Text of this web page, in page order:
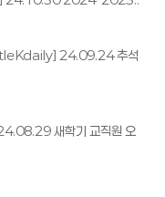
24.09.24 추석
새학기 교직원 오